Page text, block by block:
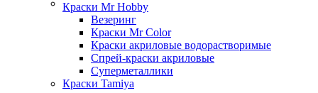
Краски Mr Hobby
Везеринг
Краски Mr Color
Краски акриловые водорастворимые
Спрей-краски акриловые
Суперметаллики
Краски Tamiya